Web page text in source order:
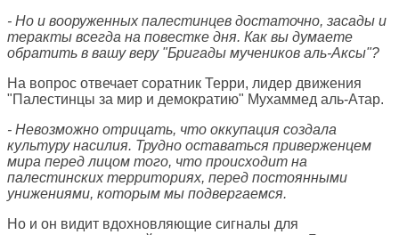
- Но и вооруженных палестинцев достаточно, засады и
теракты всегда на повестке дня. Как вы думаете
обратить в вашу веру "Бригады мучеников аль-Аксы"?
На вопрос отвечает соратник Терри, лидер движения
"Палестинцы за мир и демократию" Мухаммед аль-Атар.
- Невозможно отрицать, что оккупация создала
культуру насилия. Трудно оставаться приверженцем
мира перед лицом того, что происходит на
палестинских территориях, перед постоянными
унижениями, которым мы подвергаемся.
Но и он видит вдохновляющие сигналы для